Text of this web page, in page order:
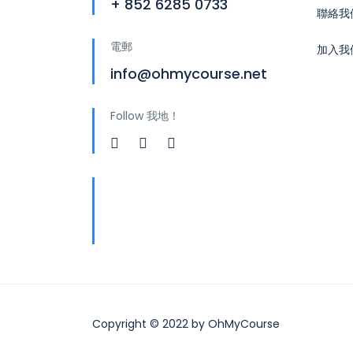
+ 852 6285 0733
電郵
info@ohmycourse.net
Follow 我地！
聯絡我
加入我
Copyright © 2022 by OhMyCourse